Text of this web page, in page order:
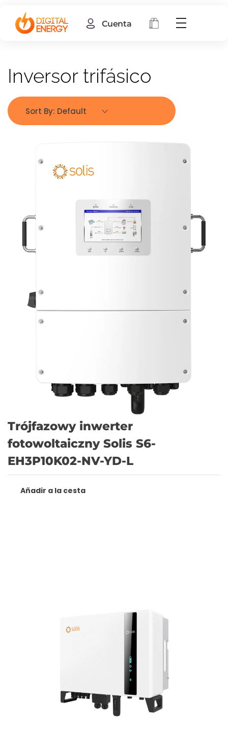
Cuenta
Inversor trifásico
Sort By: Default
Trójfazowy inwerter
fotowoltaiczny Solis S6-
EH3P10K02-NV-YD-L
Añadir a la cesta